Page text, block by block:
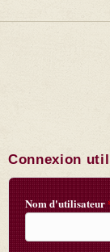
Connexion
Nom d'utilisateur